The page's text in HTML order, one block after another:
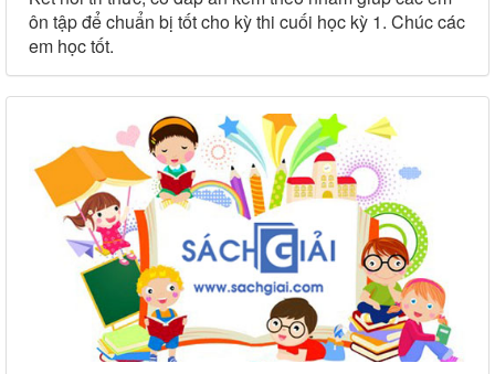
ôn tập để chuẩn bị tốt cho kỳ thi cuối học kỳ 1. Chúc các
em học tốt.